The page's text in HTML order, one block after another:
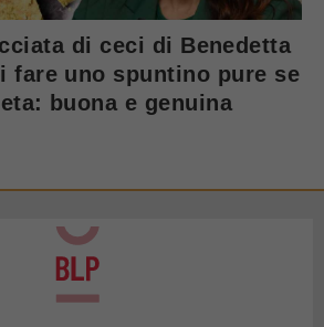
di ceci di Benedetta
fare uno spuntino pure se
buona e genuina